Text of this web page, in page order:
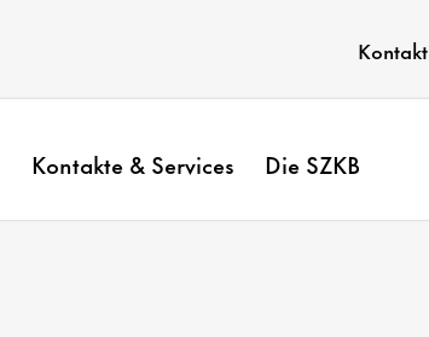
Kontakt
Kontakte & Services Die SZKB